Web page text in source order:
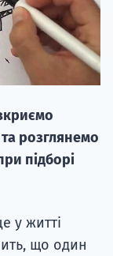
розглянемо
підборі
у житті
що один
20.09